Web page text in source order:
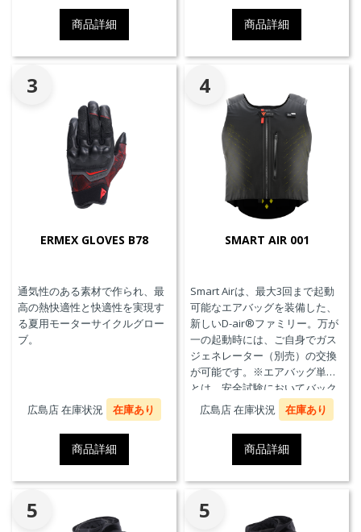
商品詳細 商品詳細
3
ERMEX GLOVES B78
通気性のある素材で作られ、最
高の熱快適性と快適性を実現す
る夏用モーターサイクルグロー
ブ。
広島店 在庫状況 在庫あり
商品詳細
4
SMART AIR 001
Smart Airは、最大3回まで起動
可能なエアバッグを装備した、
新しいD-air®ファミリー。万が
一の起動時には、ご自身でガス
ジェネレーター（別売）の交換
が可能です。※エアバッグ単体
とは、安全試験においてバック
プロテクターとの併用を必要と
せず、エアバッグことを指しま
広島店 在庫状況 在庫あり
商品詳細
5 5